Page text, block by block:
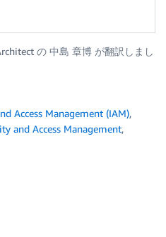
の 中島 章博 が翻訳しまし
Access Management (IAM),
and Access Management,